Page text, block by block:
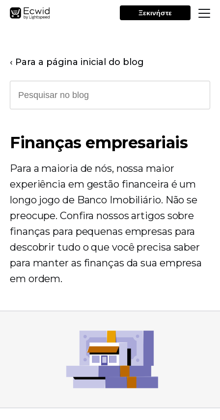
Ξεκινήστε
‹ Para a página inicial do blog
Finanças empresariais
Para a maioria de nós, nossa maior
experiência em gestão financeira é um
longo jogo de Banco Imobiliário. Não se
preocupe. Confira nossos artigos sobre
finanças para pequenas empresas para
descobrir tudo o que você precisa saber
para manter as finanças da sua empresa
em ordem.